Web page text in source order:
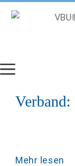
Inhalt
Verband:
Mehr lesen